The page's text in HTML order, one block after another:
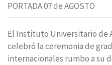
PORTADA 07 de AGOSTO
El Instituto Universitario de
celebró la ceremonia de
internacionales rumbo a su